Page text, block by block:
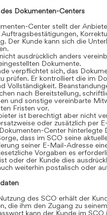
Dokumenten-Centers
Center stellt der
Auftragsbestätigungen,
Der Kunde kann sich die
ausdrücklich anders
Dokumente.
verpflichtet sich, das
prüfen. Er kontrolliert die im
Vollständigkeit.
nach Bereitstellung,
und sonstige vereinbarte
Fristen vor.
ist berechtigt aber nicht
oder zusätzlich per
Center
dass im SCO seine
seiner E-Mail-Adresse
Vorgaben es
oder der Kunde dies
weiterhin postalisch oder
des SCO erhält der
die ihm den Zugang zu
kann der Kunde im